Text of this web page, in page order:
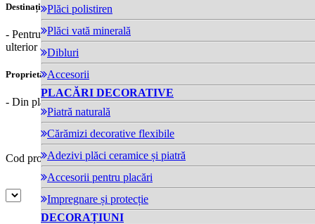
Plăci polistiren
Plăci vată minerală
Dibluri
Accesorii
PLACĂRI DECORATIVE
Piatră naturală
Cărămizi decorative flexibile
Adezivi plăci ceramice și piatră
Accesorii pentru placări
Impregnare și protecție
DECORAȚIUNI
Destinații:
- Pentru frezarea cavităților care se închid cu WERK Rondele EPS
ulterior aplicării diblurilor prin ciocănire sau înfiletare
Proprietăți:
- Din plastic
Compară produs
Cod produs: 8258-008-2pret-partener: